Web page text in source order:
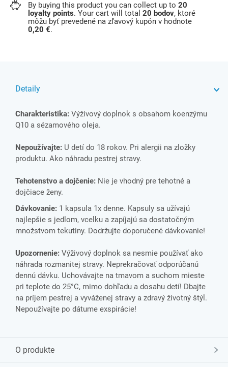
By buying this product you can collect up to 20
loyalty points. Your cart will total 20 bodov, ktoré
môžu byť prevedené na zľavový kupón v hodnote
0,20 €.
Detaily
Charakteristika: Výživový doplnok s obsahom koenzýmu
Q10 a sézamového oleja.
Nepoužívajte: U detí do 18 rokov. Pri alergii na zložky
produktu. Ako náhradu pestrej stravy.
Tehotenstvo a dojčenie: Nie je vhodný pre tehotné a
dojčiace ženy.
Dávkovanie: 1 kapsula 1x denne. Kapsuly sa užívajú
najlepšie s jedlom, vcelku a zapíjajú sa dostatočným
množstvom tekutiny. Dodržujte doporučené dávkovanie!
Upozornenie: Výživový doplnok sa nesmie používať ako
náhrada rozmanitej stravy. Neprekračovať odporúčanú
dennú dávku. Uchovávajte na tmavom a suchom mieste
pri teplote do 25°C, mimo dohľadu a dosahu detí! Dbajte
na príjem pestrej a vyváženej stravy a zdravý životný štýl.
Nepoužívajte po dátume exspirácie!
O produkte